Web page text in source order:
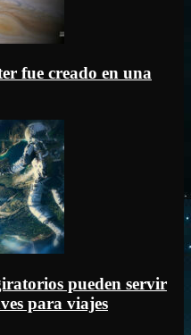
fue creado en una
pueden servir
para viajes